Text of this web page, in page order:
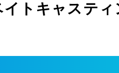
トキャスティ